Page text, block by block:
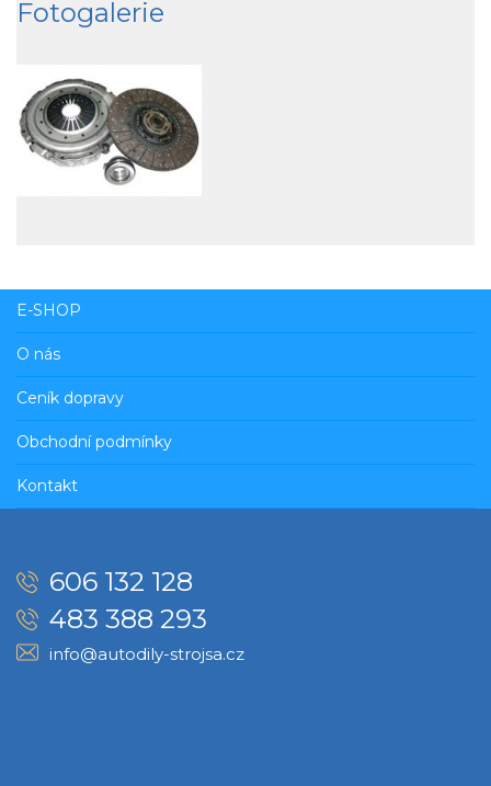
Fotogalerie
E-SHOP
O nás
Ceník dopravy
Obchodní podmínky
Kontakt
606 132 128
483 388 293
info@autodily-strojsa.cz